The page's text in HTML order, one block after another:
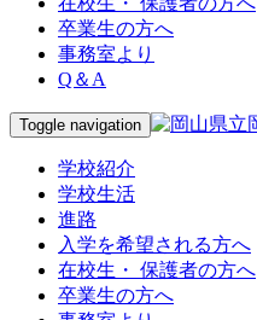
卒業生の方へ
事務室より
Q＆A
Toggle navigation
学校紹介
学校生活
進路
入学を希望される方へ
在校生・ 保護者の方へ
卒業生の方へ